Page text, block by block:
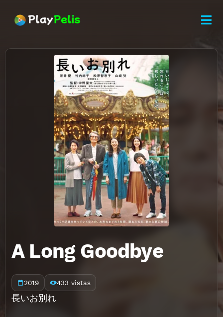
A Long Goodbye
2019 433 vistas
長いお別れ